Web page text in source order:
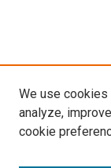
We use
analyze,
cookie